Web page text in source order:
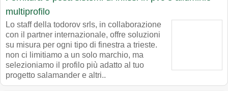
multiprofilo
Lo staff della todorov srls, in collaborazione
con il partner internazionale, offre soluzioni
su misura per ogni tipo di finestra a trieste.
non ci limitiamo a un solo marchio, ma
selezioniamo il profilo più adatto al tuo
progetto salamander e altri..